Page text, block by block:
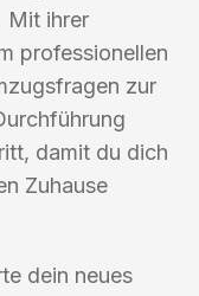
Mit ihrer
professionellen
zur
damit du dich
Zuhause
dein neues